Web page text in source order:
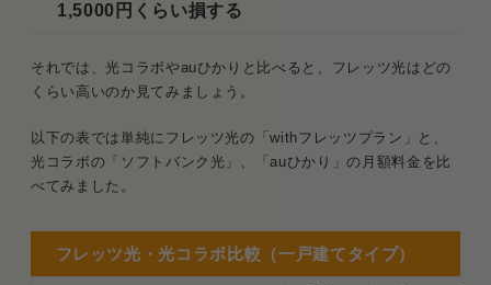
1,5000円くらい損する
それでは、光コラボやauひかりと比べると、フレッツ光はどの
くらい高いのか見てみましょう。
以下の表では単純にフレッツ光の「withフレッツプラン」と、
光コラボの「ソフトバンク光」、「auひかり」の月額料金を比
べてみました。
フレッツ光・光コラボ比較（一戸建てタイプ）